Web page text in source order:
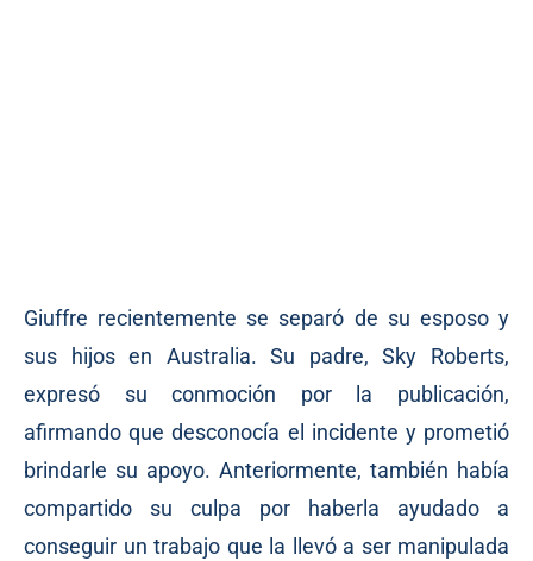
Giuffre recientemente se separó de su esposo y
sus hijos en Australia. Su padre, Sky Roberts,
expresó su conmoción por la publicación,
afirmando que desconocía el incidente y prometió
brindarle su apoyo. Anteriormente, también había
compartido su culpa por haberla ayudado a
conseguir un trabajo que la llevó a ser manipulada